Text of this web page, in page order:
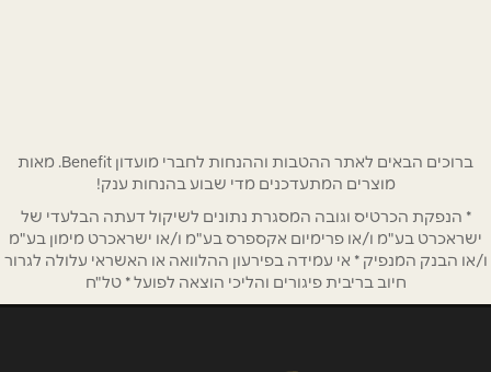
נושא*
אנא חזרו אלי בקשר ל...
הודעה*
ברוכים הבאים לאתר ההטבות וההנחות לחברי מועדון Benefit. מאות
מוצרים המתעדכנים מדי שבוע בהנחות ענק!
* הנפקת הכרטיס וגובה המסגרת נתונים לשיקול דעתה הבלעדי של
ישראכרט בע"מ ו/או פרימיום אקספרס בע"מ ו/או ישראכרט מימון בע"מ
ו/או הבנק המנפיק * אי עמידה בפירעון ההלוואה או האשראי עלולה לגרור
חיוב בריבית פיגורים והליכי הוצאה לפועל * טל"ח